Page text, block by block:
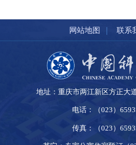
网站地图 | 联系
地址：重庆市两江新区方正大
电话：（023）
传真：（023）